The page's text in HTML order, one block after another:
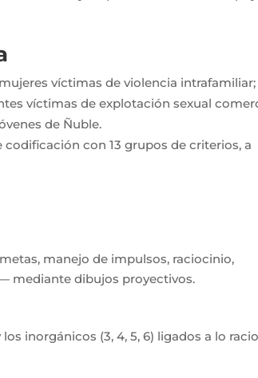
víctimas de violencia intrafamiliar;
víctimas de explotación sexual
de Ñuble.
con 13 grupos de criterios, a
manejo de impulsos, raciocinio,
mediante dibujos proyectivos.
inorgánicos (3, 4, 5, 6) ligados a lo